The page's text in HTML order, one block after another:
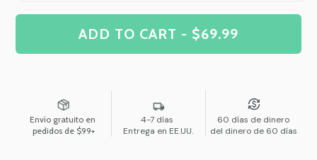
ADD TO CART - $69.99
Envío gratuito en
pedidos de $99+
4-7 días
Entrega en EE.UU.
60 días de dinero
del dinero de 60 días